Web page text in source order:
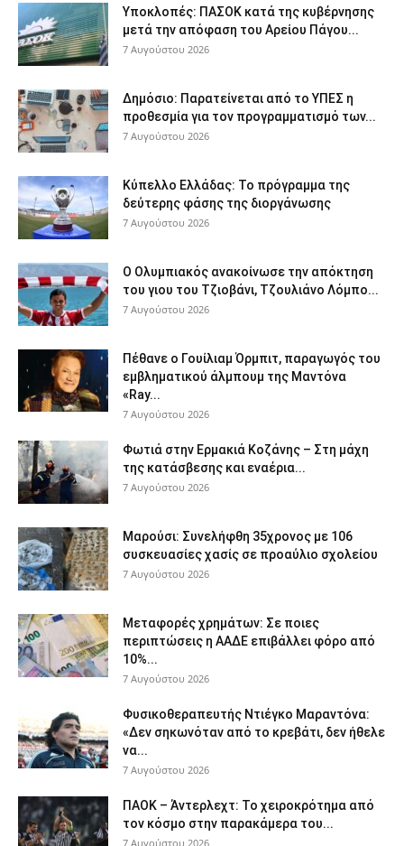
Υποκλοπές: ΠΑΣΟΚ κατά της κυβέρνησης
μετά την απόφαση του Αρείου Πάγου...
7 Αυγούστου 2026
Δημόσιο: Παρατείνεται από το ΥΠΕΣ η
προθεσμία για τον προγραμματισμό των...
7 Αυγούστου 2026
Κύπελλο Ελλάδας: Το πρόγραμμα της
δεύτερης φάσης της διοργάνωσης
7 Αυγούστου 2026
Ο Ολυμπιακός ανακοίνωσε την απόκτηση
του γιου του Τζιοβάνι, Τζουλιάνο Λόμπο...
7 Αυγούστου 2026
Πέθανε ο Γουίλιαμ Όρμπιτ, παραγωγός του
εμβληματικού άλμπουμ της Μαντόνα
«Ray...
7 Αυγούστου 2026
Φωτιά στην Ερμακιά Κοζάνης – Στη μάχη
της κατάσβεσης και εναέρια...
7 Αυγούστου 2026
Μαρούσι: Συνελήφθη 35χρονος με 106
συσκευασίες χασίς σε προαύλιο σχολείου
7 Αυγούστου 2026
Μεταφορές χρημάτων: Σε ποιες
περιπτώσεις η ΑΑΔΕ επιβάλλει φόρο από
10%...
7 Αυγούστου 2026
Φυσικοθεραπευτής Ντιέγκο Μαραντόνα:
«Δεν σηκωνόταν από το κρεβάτι, δεν ήθελε
να...
7 Αυγούστου 2026
ΠΑΟΚ – Άντερλεχτ: Το χειροκρότημα από
τον κόσμο στην παρακάμερα του...
7 Αυγούστου 2026